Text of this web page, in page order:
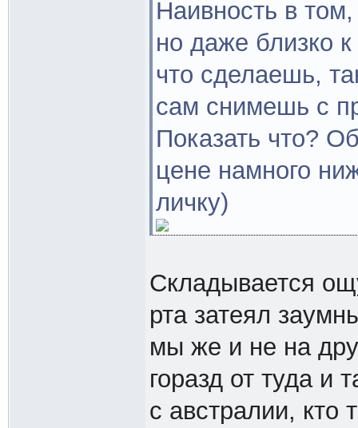
Наивность в
но даже близко
что сделаешь,
сам снимешь с
Показать что?
цене намного
личку)
Складывается
рта затеял
мы же и не на
горазд от туда и
с австралии, кто